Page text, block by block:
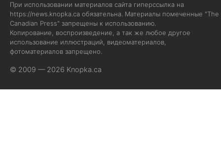
При использовании материалов сайта гиперссылка на
https://news.knopka.ca обязательна. Материалы помеченные "The
Canadian Press" запрещены к использованию.
Копирование, воспроизведение, а так же любое другое
использование иллюстраций, видеоматериалов,
фотоматериалов запрещено.
© 2009 — 2026 Knopka.ca